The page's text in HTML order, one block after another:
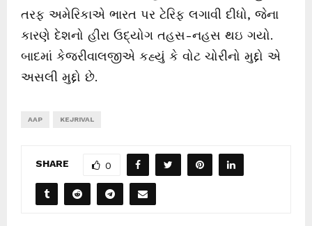
તરફ અમેરિકાએ ભારત પર ટેરિફ લગાવી દીધો, જેના
કારણે દેશનો હીરા ઉદ્યોગ તહસ-નહસ થઇ ગયો.
બાદમાં કેજરીવાલજીએ કહ્યું કે વોટ ચોરીનો મુદ્દો એ
અસલી મુદ્દો છે.
AAP KEJRIVAL
SHARE 0